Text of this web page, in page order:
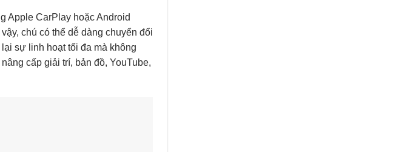
Apple CarPlay hoặc Android
chú có thể dễ dàng chuyển đổi
sự linh hoạt tối đa mà không
cấp giải trí, bản đồ, YouTube,